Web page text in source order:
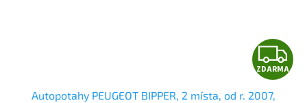
Z
D
ZDARMA
Autopotahy PEUGEOT BIPPER, 2 místa, od r. 2007,